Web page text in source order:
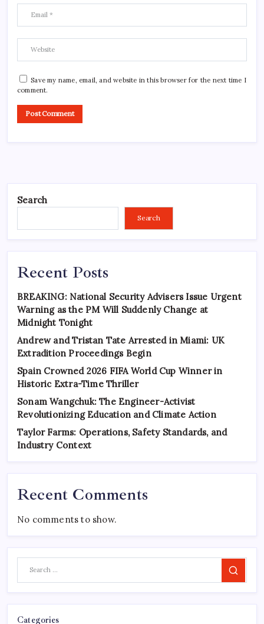
Save my name, email, and website in this browser for the next time I
comment.
Search
Search
Recent Posts
BREAKING: National Security Advisers Issue Urgent
Warning as the PM Will Suddenly Change at
Midnight Tonight
Andrew and Tristan Tate Arrested in Miami: UK
Extradition Proceedings Begin
Spain Crowned 2026 FIFA World Cup Winner in
Historic Extra-Time Thriller
Sonam Wangchuk: The Engineer-Activist
Revolutionizing Education and Climate Action
Taylor Farms: Operations, Safety Standards, and
Industry Context
Recent Comments
No comments to show.
Search
Categories